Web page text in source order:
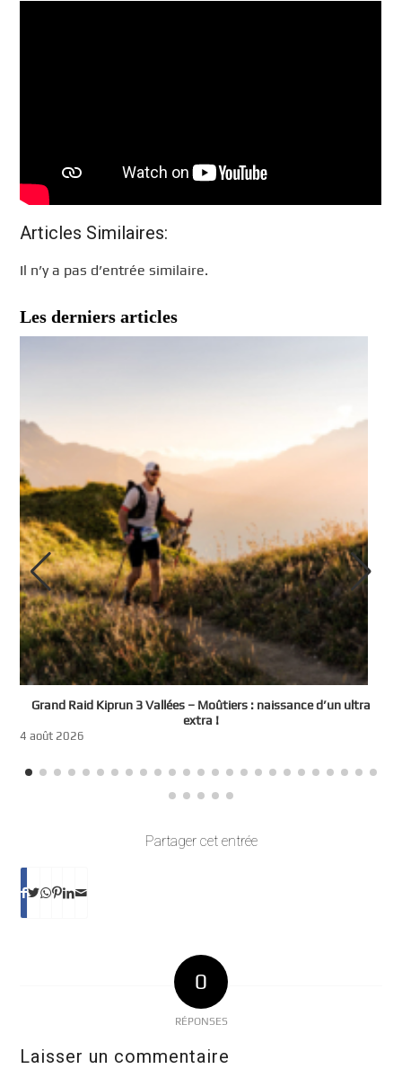
Articles Similaires:
Il n’y a pas d’entrée similaire.
Les derniers articles
Grand Raid Kiprun 3 Vallées – Moûtiers : naissance d’un ultra
extra !
4 août 2026
Partager cet entrée
0
RÉPONSES
Laisser un commentaire